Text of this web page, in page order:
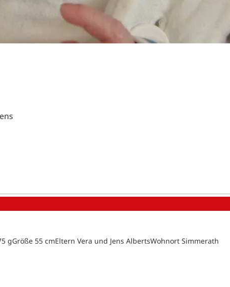
gGröße 55 cmEltern Vera und Jens AlbertsWohnort Simmerath